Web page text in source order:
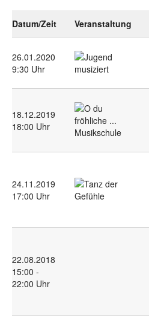
Datum/Zeit Veranstaltung
26.01.2020
9:30 Uhr
18.12.2019
18:00 Uhr
24.11.2019
17:00 Uhr
22.08.2018
15:00 -
22:00 Uhr